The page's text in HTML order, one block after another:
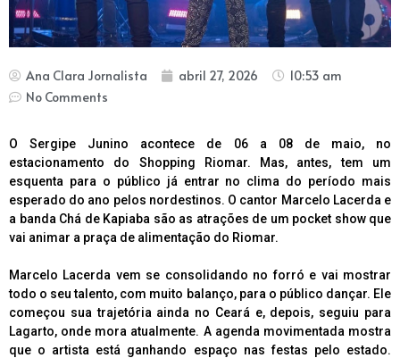
Ana Clara Jornalista abril 27, 2026
10:53 am
No Comments
O Sergipe Junino acontece de 06 a 08 de maio, no
estacionamento do Shopping Riomar. Mas, antes, tem um
esquenta para o público já entrar no clima do período mais
esperado do ano pelos nordestinos. O cantor Marcelo Lacerda e
a banda Chá de Kapiaba são as atrações de um pocket show que
vai animar a praça de alimentação do Riomar.
Marcelo Lacerda vem se consolidando no forró e vai mostrar
todo o seu talento, com muito balanço, para o público dançar. Ele
começou sua trajetória ainda no Ceará e, depois, seguiu para
Lagarto, onde mora atualmente. A agenda movimentada mostra
que o artista está ganhando espaço nas festas pelo estado.